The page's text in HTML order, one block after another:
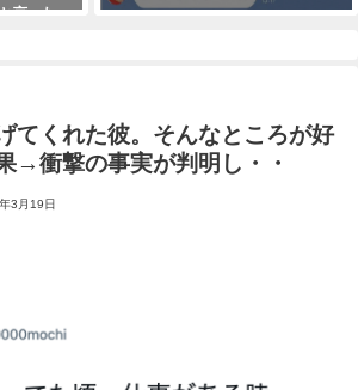
言った
てくれた彼。そんなところが好
→衝撃の事実が判明し・・
3月19日